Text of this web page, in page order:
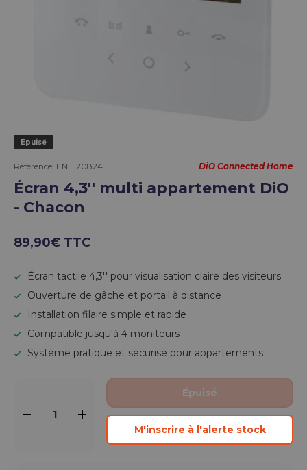
Épuisé
Référence: ENE120824 DiO Connected Home
Écran 4,3'' multi appartement DiO
- Chacon
89,90€ TTC
Écran tactile 4,3'' pour visualisation claire des visiteurs
Ouverture de gâche et portail à distance
Installation filaire simple et rapide
Compatible jusqu'à 4 moniteurs
Système pratique et sécurisé pour appartements
- +
Épuisé
M'inscrire à l'alerte stock